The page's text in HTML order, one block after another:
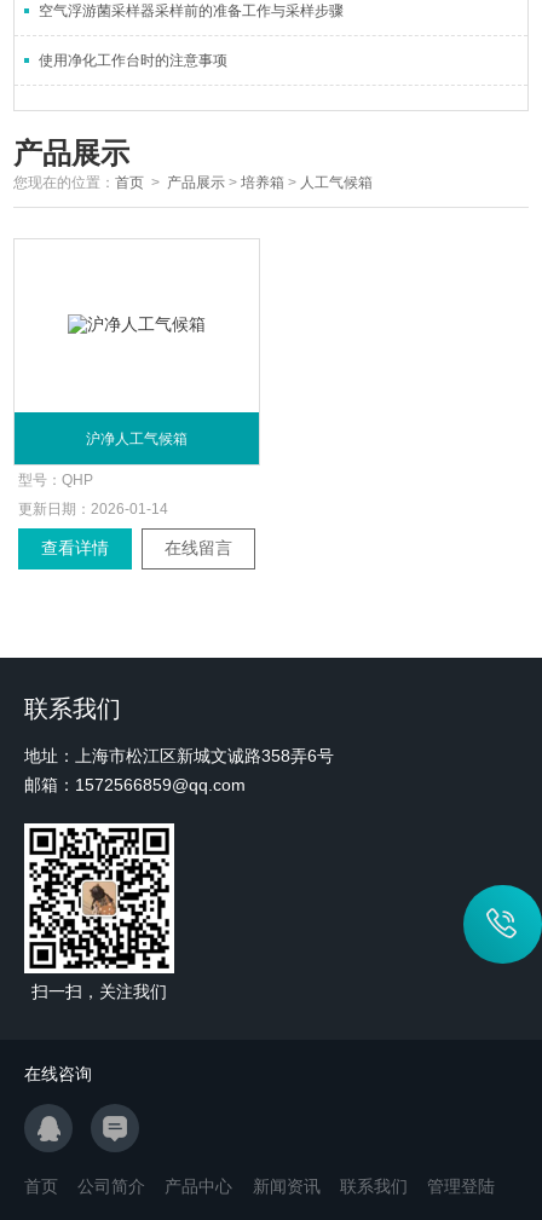
空气浮游菌采样器采样前的准备工作与采样步骤
使用净化工作台时的注意事项
产品展示
您现在的位置：首页 > 产品展示 >培养箱 > 人工气候箱
沪净人工气候箱
型号：QHP
更新日期： 2026-01-14
查看详情 在线留言
联系我们
地址：上海市松江区新城文诚路358弄6号
邮箱：1572566859@qq.com
扫一扫，关注我们
在线咨询
首页 公司简介 产品中心 新闻资讯 联系我们 管理登陆